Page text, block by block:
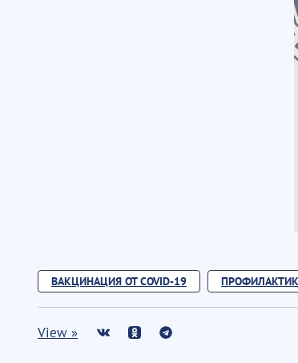
ВАКЦИНАЦИЯ ОТ COVID-19
View »